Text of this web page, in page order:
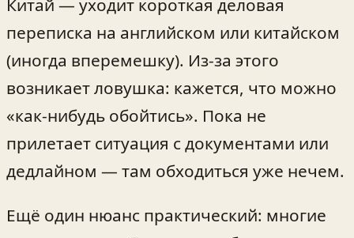
Китай — уходит короткая деловая
переписка на английском или китайском
(иногда вперемешку). Из-за этого
возникает ловушка: кажется, что можно
«как-нибудь обойтись». Пока не
прилетает ситуация с документами или
дедлайном — там обходиться уже нечем.
Ещё один нюанс практический: многие